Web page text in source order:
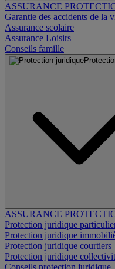
ASSURANCE
Garantie des accidents de la
Assurance scolaire
Assurance Loisirs
Conseils famille
ASSURANCE
Protection juridique
Protection juridique
Protection juridique courtiers
Protection juridique
Conseils protection juridique